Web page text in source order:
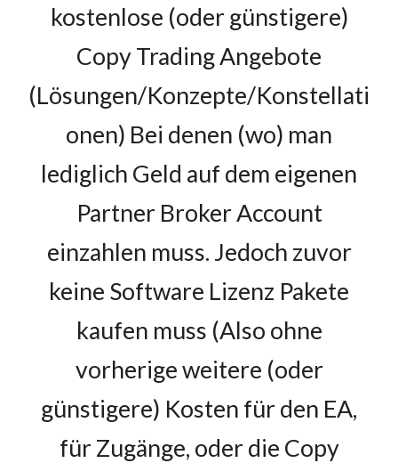
kostenlose (oder günstigere)
Copy Trading Angebote
(Lösungen/Konzepte/Konstellati
onen) Bei denen (wo) man
lediglich Geld auf dem eigenen
Partner Broker Account
einzahlen muss. Jedoch zuvor
keine Software Lizenz Pakete
kaufen muss (Also ohne
vorherige weitere (oder
günstigere) Kosten für den EA,
für Zugänge, oder die Copy